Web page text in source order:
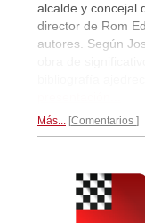
alcalde y concejal
director de Rom
autores. Según
Más... Comentarios